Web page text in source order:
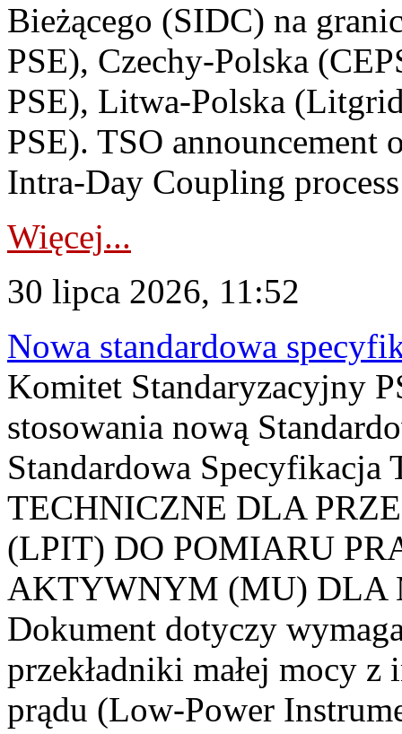
Bieżącego (SIDC) na
PSE), Czechy-Polska
PSE), Litwa-Polska
PSE). TSO announcement
Intra-Day Coupling
Więcej...
30 lipca 2026, 11:52
Nowa standardowa
Komitet Standaryzacyjny
stosowania nową
Standardowa
TECHNICZNE DLA
(LPIT) DO POMIARU
AKTYWNYM (MU) DLA
Dokument dotyczy
przekładniki małej mocy
prądu (Low-Power